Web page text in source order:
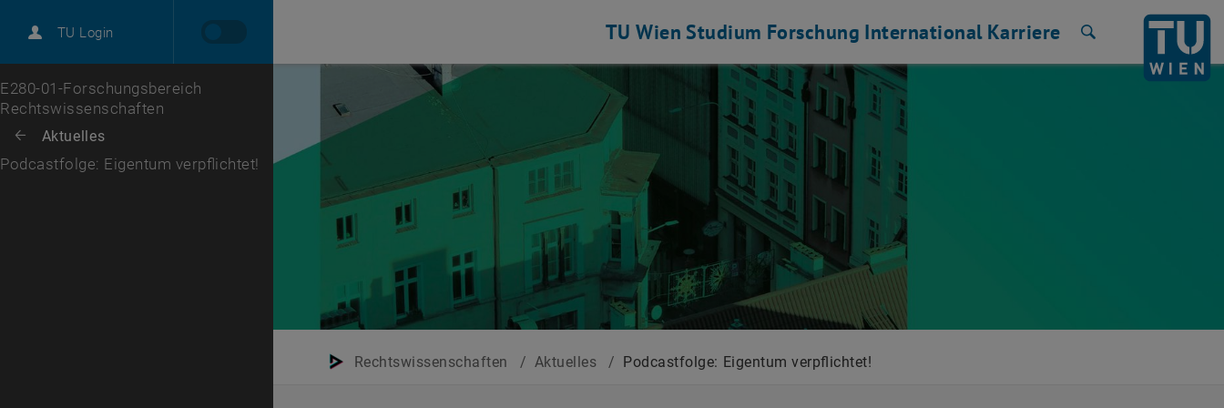
TU Login
Karriere
Zur 1. Menü Ebene
E280-01-Forschungsbereich
Rechtswissenschaften
Zurück: Subseiten von Aktuelles auflisten
Zurück zur letzten Ebene:
Aktuelles
Podcastfolge: Eigentum verpflichtet!
TU Wien Studium Forschung International Karriere
Rechtswissenschaften / Aktuelles / Podcastfolge: Eigentum verpflichtet!